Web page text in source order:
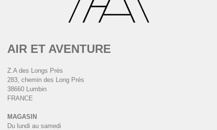
AIR ET AVENTURE
Z.A des Longs Prés
283, chemin des Long Prés
38660 Lumbin
FRANCE
MAGASIN
Du lundi au samedi